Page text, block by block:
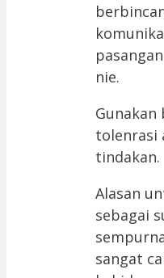
nie.
Gunakan
tolenrasi
tindakan.
Alasan
sebagai
sangat